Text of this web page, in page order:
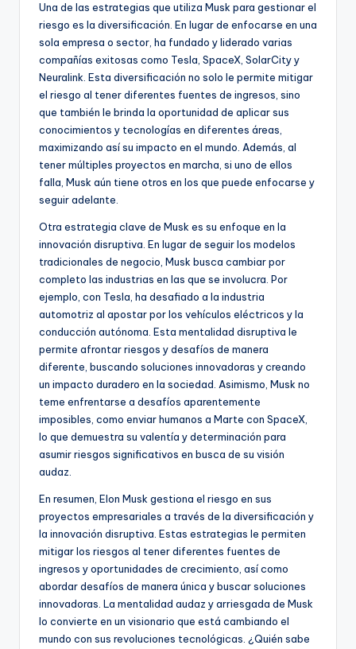
Una de las estrategias que utiliza Musk para gestionar el
riesgo es la diversificación. En lugar de enfocarse en una
sola empresa o sector, ha fundado y liderado varias
compañías exitosas como Tesla, SpaceX, SolarCity y
Neuralink. Esta diversificación no solo le permite mitigar
el riesgo al tener diferentes fuentes de ingresos, sino
que también le brinda la oportunidad de aplicar sus
conocimientos y tecnologías en diferentes áreas,
maximizando así su impacto en el mundo. Además, al
tener múltiples proyectos en marcha, si uno de ellos
falla, Musk aún tiene otros en los que puede enfocarse y
seguir adelante.
Otra estrategia clave de Musk es su enfoque en la
innovación disruptiva. En lugar de seguir los modelos
tradicionales de negocio, Musk busca cambiar por
completo las industrias en las que se involucra. Por
ejemplo, con Tesla, ha desafiado a la industria
automotriz al apostar por los vehículos eléctricos y la
conducción autónoma. Esta mentalidad disruptiva le
permite afrontar riesgos y desafíos de manera
diferente, buscando soluciones innovadoras y creando
un impacto duradero en la sociedad. Asimismo, Musk no
teme enfrentarse a desafíos aparentemente
imposibles, como enviar humanos a Marte con SpaceX,
lo que demuestra su valentía y determinación para
asumir riesgos significativos en busca de su visión
audaz.
En resumen, Elon Musk gestiona el riesgo en sus
proyectos empresariales a través de la diversificación y
la innovación disruptiva. Estas estrategias le permiten
mitigar los riesgos al tener diferentes fuentes de
ingresos y oportunidades de crecimiento, así como
abordar desafíos de manera única y buscar soluciones
innovadoras. La mentalidad audaz y arriesgada de Musk
lo convierte en un visionario que está cambiando el
mundo con sus revoluciones tecnológicas. ¿Quién sabe